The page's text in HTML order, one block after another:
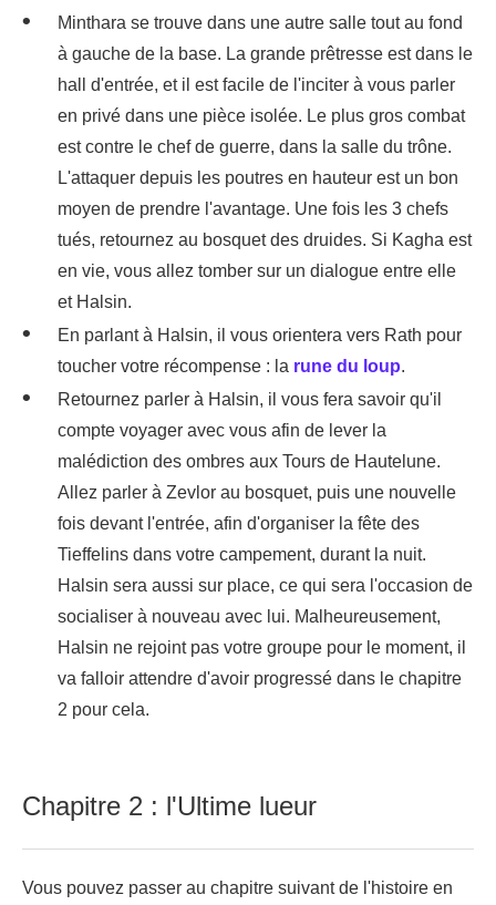
Minthara se trouve dans une autre salle tout au fond
à gauche de la base. La grande prêtresse est dans le
hall d'entrée, et il est facile de l'inciter à vous parler
en privé dans une pièce isolée. Le plus gros combat
est contre le chef de guerre, dans la salle du trône.
L'attaquer depuis les poutres en hauteur est un bon
moyen de prendre l'avantage. Une fois les 3 chefs
tués, retournez au bosquet des druides. Si Kagha est
en vie, vous allez tomber sur un dialogue entre elle
et Halsin.
En parlant à Halsin, il vous orientera vers Rath pour
toucher votre récompense : la rune du loup.
Retournez parler à Halsin, il vous fera savoir qu'il
compte voyager avec vous afin de lever la
malédiction des ombres aux Tours de Hautelune.
Allez parler à Zevlor au bosquet, puis une nouvelle
fois devant l'entrée, afin d'organiser la fête des
Tieffelins dans votre campement, durant la nuit.
Halsin sera aussi sur place, ce qui sera l'occasion de
socialiser à nouveau avec lui. Malheureusement,
Halsin ne rejoint pas votre groupe pour le moment, il
va falloir attendre d'avoir progressé dans le chapitre
2 pour cela.
Chapitre 2 : l'Ultime lueur
Vous pouvez passer au chapitre suivant de l'histoire en